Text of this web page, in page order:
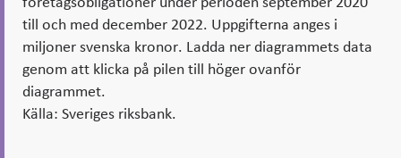
till och med december 2022. Uppgifterna anges i
miljoner svenska kronor. Ladda ner diagrammets data
genom att klicka på pilen till höger ovanför
diagrammet.
Källa: Sveriges riksbank.